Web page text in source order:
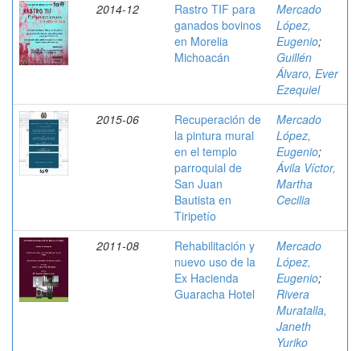
2014-12
Rastro TIF para
ganados bovinos
en Morelia
Michoacán
Mercado
López,
Eugenio;
Guillén
Álvaro, Ever
Ezequiel
2015-06
Recuperación de
la pintura mural
en el templo
parroquial de
San Juan
Bautista en
Tiripetío
Mercado
López,
Eugenio;
Ávila Víctor,
Martha
Cecilia
2011-08
Rehabilitación y
nuevo uso de la
Ex Hacienda
Guaracha Hotel
Mercado
López,
Eugenio;
Rivera
Muratalla,
Janeth
Yuriko